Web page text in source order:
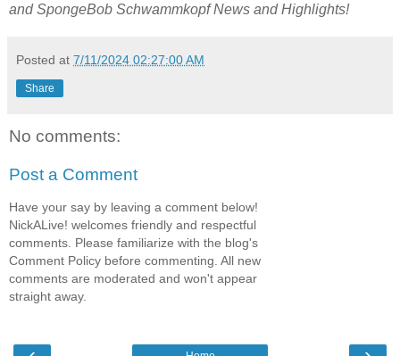
and SpongeBob Schwammkopf News and Highlights!
Posted at 7/11/2024 02:27:00 AM
Share
No comments:
Post a Comment
Have your say by leaving a comment below!
NickALive! welcomes friendly and respectful
comments. Please familiarize with the blog's
Comment Policy before commenting. All new
comments are moderated and won't appear
straight away.